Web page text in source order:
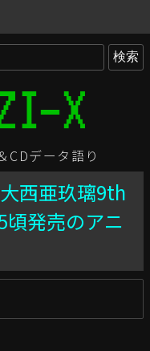
CDデータ語り
西亜玖璃9th
発売のアニ
新